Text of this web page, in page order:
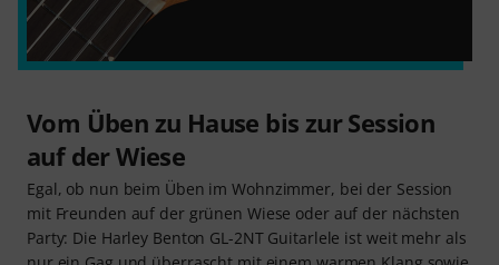
Vom Üben zu Hause bis zur Session
auf der Wiese
Egal, ob nun beim Üben im Wohnzimmer, bei der Session
mit Freunden auf der grünen Wiese oder auf der nächsten
Party: Die Harley Benton GL-2NT Guitarlele ist weit mehr als